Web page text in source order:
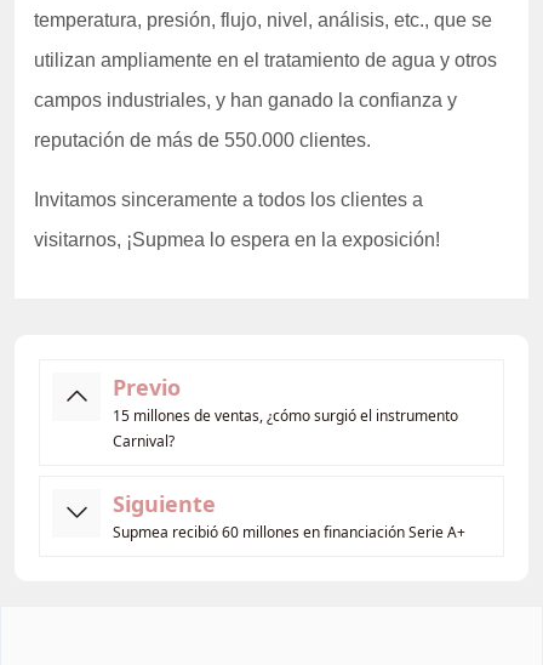
temperatura, presión, flujo, nivel, análisis, etc., que se
utilizan ampliamente en el tratamiento de agua y otros
campos industriales, y han ganado la confianza y
reputación de más de 550.000 clientes.
Invitamos sinceramente a todos los clientes a
visitarnos, ¡Supmea lo espera en la exposición!
Previo
15 millones de ventas, ¿cómo surgió el instrumento
Carnival?
Siguiente
Supmea recibió 60 millones en financiación Serie A+